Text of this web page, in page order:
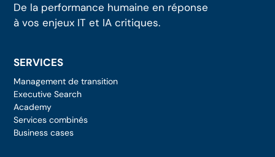
De la performance humaine en réponse
à vos enjeux IT et IA critiques.
SERVICES
Management de transition
Executive Search
Academy
Services combinés
Business cases